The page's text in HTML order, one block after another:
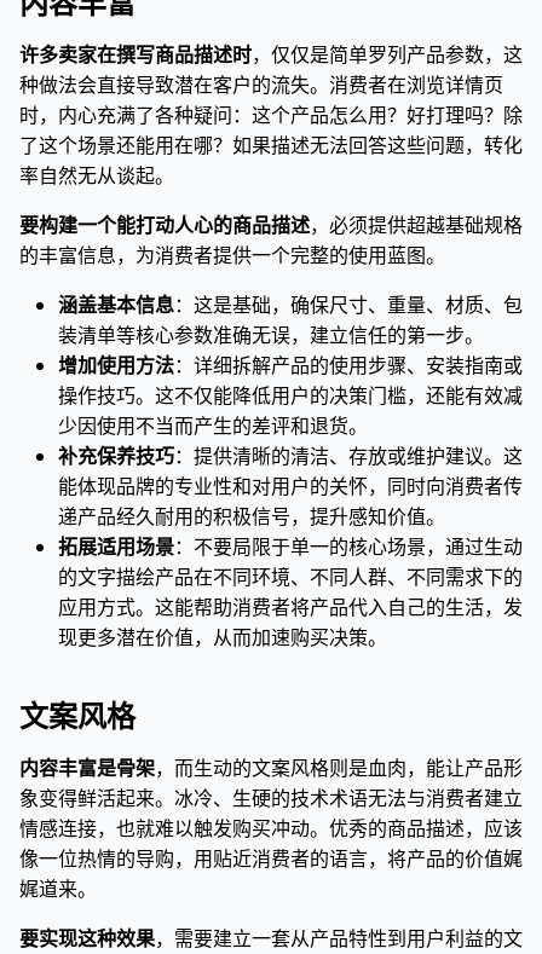
许多卖家在撰写商品描述时，仅仅是简单罗列产品参数，这
种做法会直接导致潜在客户的流失。消费者在浏览详情页
时，内心充满了各种疑问：这个产品怎么用？好打理吗？除
了这个场景还能用在哪？如果描述无法回答这些问题，转化
率自然无从谈起。
要构建一个能打动人心的商品描述，必须提供超越基础规格
的丰富信息，为消费者提供一个完整的使用蓝图。
涵盖基本信息：这是基础，确保尺寸、重量、材质、包
装清单等核心参数准确无误，建立信任的第一步。
增加使用方法：详细拆解产品的使用步骤、安装指南或
操作技巧。这不仅能降低用户的决策门槛，还能有效减
少因使用不当而产生的差评和退货。
补充保养技巧：提供清晰的清洁、存放或维护建议。这
能体现品牌的专业性和对用户的关怀，同时向消费者传
递产品经久耐用的积极信号，提升感知价值。
拓展适用场景：不要局限于单一的核心场景，通过生动
的文字描绘产品在不同环境、不同人群、不同需求下的
应用方式。这能帮助消费者将产品代入自己的生活，发
现更多潜在价值，从而加速购买决策。
文案风格
内容丰富是骨架，而生动的文案风格则是血肉，能让产品形
象变得鲜活起来。冰冷、生硬的技术术语无法与消费者建立
情感连接，也就难以触发购买冲动。优秀的商品描述，应该
像一位热情的导购，用贴近消费者的语言，将产品的价值娓
娓道来。
要实现这种效果，需要建立一套从产品特性到用户利益的文